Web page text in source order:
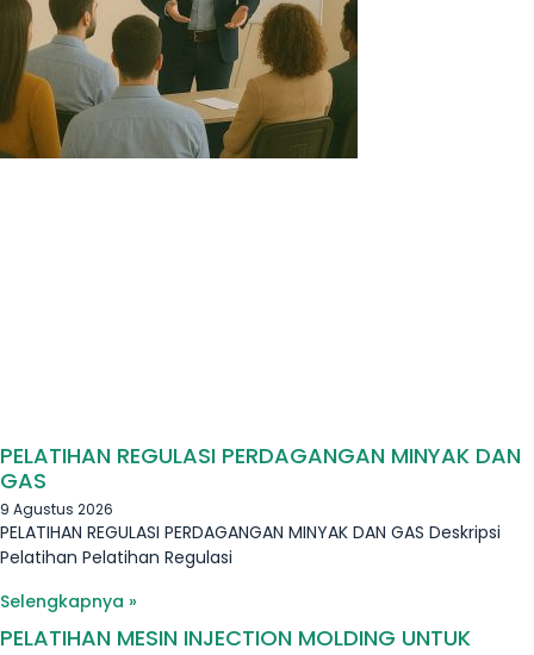
PELATIHAN REGULASI PERDAGANGAN MINYAK DAN
GAS
9 Agustus 2026
PELATIHAN REGULASI PERDAGANGAN MINYAK DAN GAS Deskripsi
Pelatihan Pelatihan Regulasi
Selengkapnya »
PELATIHAN MESIN INJECTION MOLDING UNTUK